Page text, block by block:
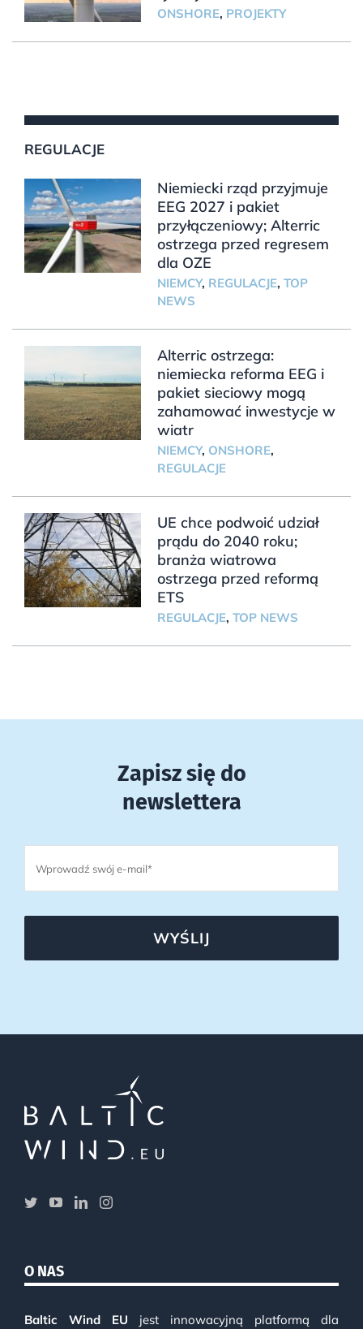
ONSHORE, PROJEKTY
REGULACJE
Niemiecki rząd przyjmuje
EEG 2027 i pakiet
przyłączeniowy; Alterric
ostrzega przed regresem
dla OZE
NIEMCY, REGULACJE, TOP
NEWS
Alterric ostrzega:
niemiecka reforma EEG i
pakiet sieciowy mogą
zahamować inwestycje w
wiatr
NIEMCY, ONSHORE,
REGULACJE
UE chce podwoić udział
prądu do 2040 roku;
branża wiatrowa
ostrzega przed reformą
ETS
REGULACJE, TOP NEWS
Zapisz się do
newslettera
WYŚLIJ
O NAS
Baltic Wind EU jest innowacyjną platformą dla